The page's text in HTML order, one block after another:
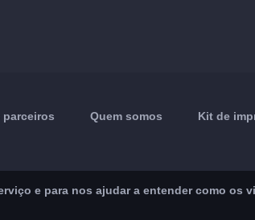
parceiros Quem somos Kit de
e para nos ajudar a entender como